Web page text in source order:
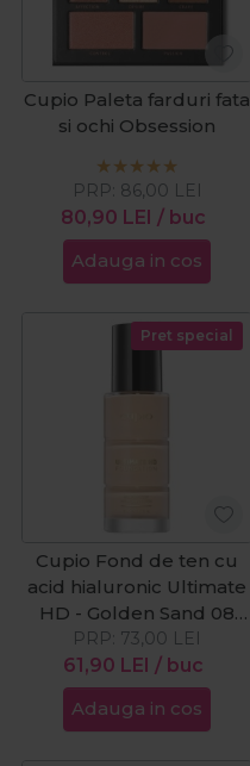
Cupio Paleta farduri fata
si ochi Obsession
80,90 LEI / buc
PRP: 86,00 LEI
Adauga in cos
Pret special
Cupio Fond de ten cu
acid hialuronic Ultimate
HD - Golden Sand 08
30ml
61,90 LEI / buc
PRP: 73,00 LEI
Adauga in cos